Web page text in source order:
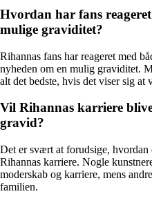
Hvordan har fans
mulige graviditet?
Rihannas fans har reageret med
nyheden om en mulig graviditet.
alt det bedste, hvis det viser sig at
Vil Rihannas karriere
gravid?
Det er svært at forudsige,
Rihannas karriere. Nogle
moderskab og karriere, mens
familien.